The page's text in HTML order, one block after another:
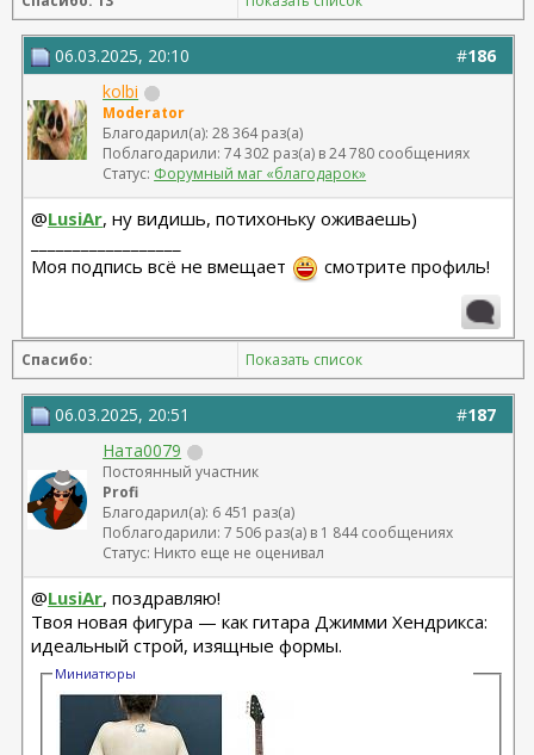
#186
06.03.2025, 20:10
kolbi
Moderator
Благодарил(а): 28 364 раз(а)
Поблагодарили: 74 302 раз(а) в 24 780 сообщениях
Статус: Форумный маг «благодарок»
@LusiAr, ну видишь, потихоньку оживаешь)
Моя подпись всё не вмещает
смотрите профиль!
Спасибо: Показать список
#187
06.03.2025, 20:51
Ната0079
Постоянный участник
Profi
Благодарил(а): 6 451 раз(а)
Поблагодарили: 7 506 раз(а) в 1 844 сообщениях
Статус: Никто еще не оценивал
@LusiAr, поздравляю!
Твоя новая фигура — как гитара Джимми Хендрикса:
идеальный строй, изящные формы.
Миниатюры